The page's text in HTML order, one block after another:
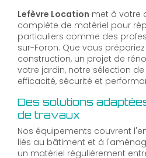
Lefèvre Location met à votre
complète de matériel pour
particuliers comme des
sur-Foron. Que vous
construction, un projet de
votre jardin, notre sélection
efficacité, sécurité et
Des solutions
de travaux
Nos équipements couvrent
liés au bâtiment et à
un matériel régulièrement